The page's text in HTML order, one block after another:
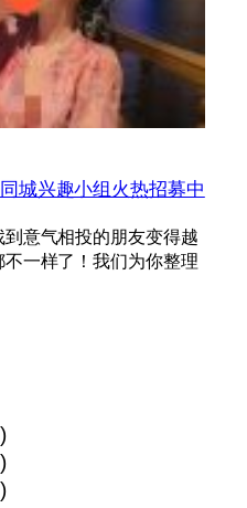
城兴趣小组火热招募中
意气相投的朋友变得越
一样了！我们为你整理